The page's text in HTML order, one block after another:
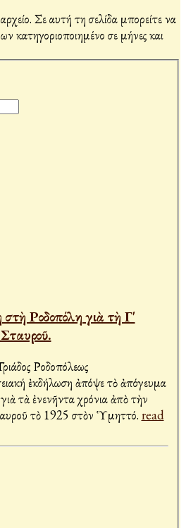
Σε αυτή τη σελίδα μπορείτε να
κατηγοριοποιημένο σε μήνες και
στὴ Ροδοπόλη γιὰ τὴ Γ'
Ροδοπόλεως
ἐκδήλωση ἀπόψε τὸ ἀπόγευμα
τὰ ἐνενῆντα χρόνια ἀπὸ τὴν
τὸ 1925 στὸν Ὑμηττό. read